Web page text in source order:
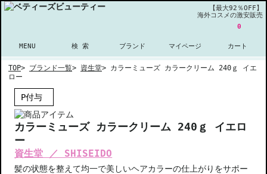
【最大92％OFF】
海外コスメの激安販売
MENU 検 索 ブランド マイページ
0
カート
TOP> ブランド一覧> 資生堂> カラーミューズ カラークリーム 240ｇ イエ
ロー
P付与
カラーミューズ カラークリーム 240ｇ イエロ
ー
資生堂 ／ SHISEIDO
髪の状態を整えて均一で美しいヘアカラーの仕上がりをサポー